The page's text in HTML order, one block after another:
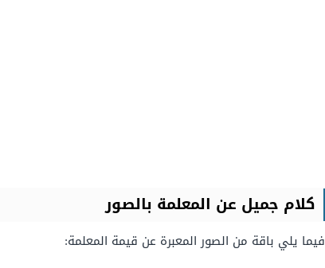
كلام جميل عن المعلمة بالصور
فيما يلي باقة من الصور المعبرة عن قيمة المعلمة: